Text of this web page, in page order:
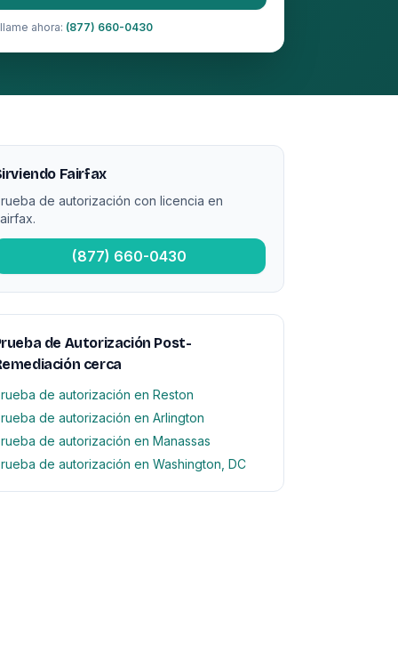
ahora: (877) 660-0430
Fairfax
de autorización con licencia en
(877) 660-0430
de Autorización Post-
cerca
de autorización en Reston
de autorización en Arlington
de autorización en Manassas
de autorización en Washington, DC